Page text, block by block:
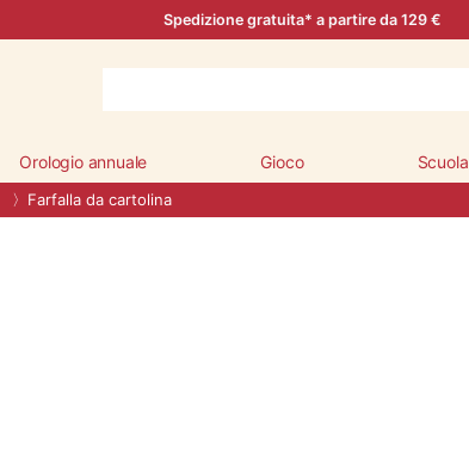
Spedizione gratuita* a partire da 129 €
Orologio annuale Gioco Scuola
Farfalla da cartolina